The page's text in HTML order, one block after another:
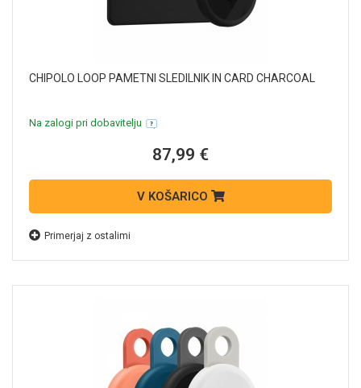
CHIPOLO LOOP PAMETNI SLEDILNIK IN CARD CHARCOAL
Na zalogi pri dobavitelju
87,99 €
V KOŠARICO
Primerjaj z ostalimi